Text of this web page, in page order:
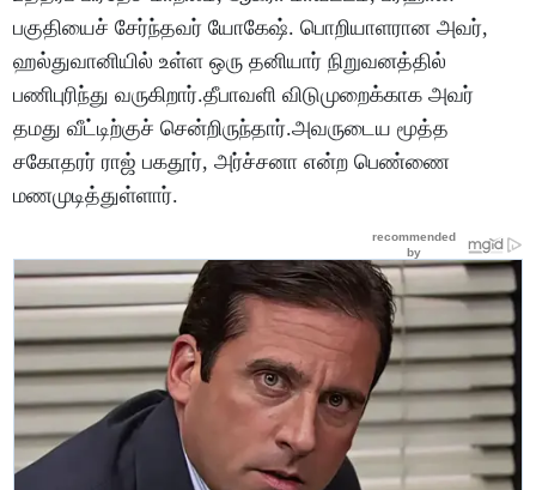
பகுதியைச் சேர்ந்தவர் யோகேஷ். பொறியாளரான அவர்,
ஹல்துவானியில் உள்ள ஒரு தனியார் நிறுவனத்தில்
பணிபுரிந்து வருகிறார்.தீபாவளி விடுமுறைக்காக அவர்
தமது வீட்டிற்குச் சென்றிருந்தார்.அவருடைய மூத்த
சகோதரர் ராஜ் பகதூர், அர்ச்சனா என்ற பெண்ணை
மணமுடித்துள்ளார்.